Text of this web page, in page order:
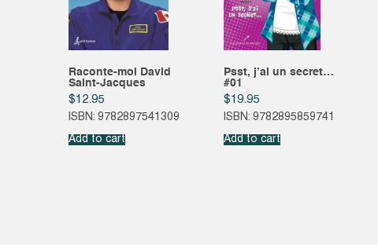
Raconte-moi David
Saint-Jacques
$12.95
ISBN: 9782897541309
Add to cart
Psst, j’ai un secret…
#01
$19.95
ISBN: 9782895859741
Add to cart